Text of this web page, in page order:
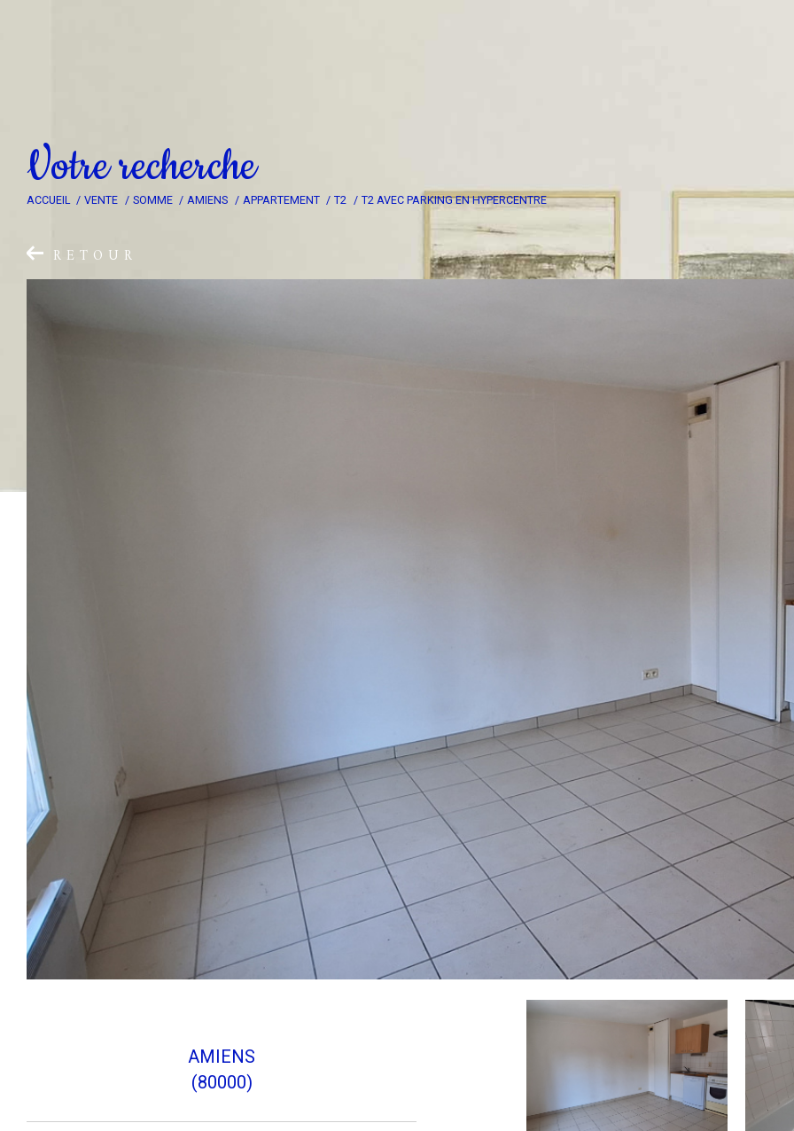
Votrerecherche
ACCUEIL VENTE SOMME AMIENS APPARTEMENT T2 T2 AVEC PARKING EN HYPERCENTRE
RETOUR
AMIENS
(80000)